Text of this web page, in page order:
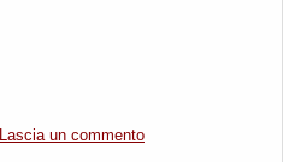
Lascia un commento